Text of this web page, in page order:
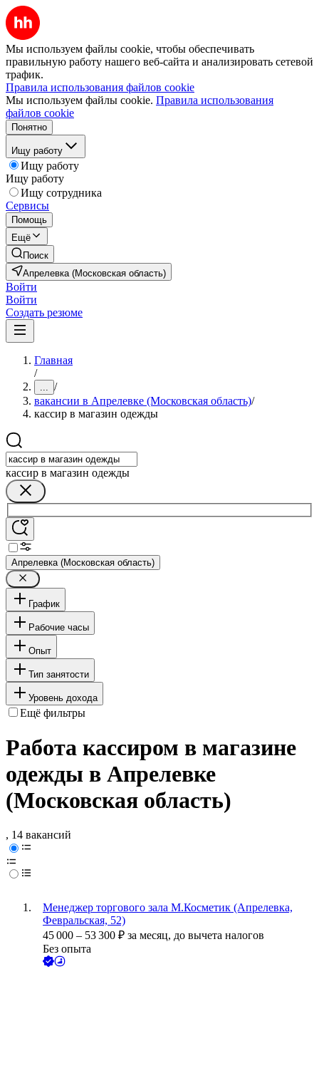
Мы используем файлы cookie, чтобы обеспечивать
правильную работу нашего веб-сайта и анализировать сетевой
трафик.
Правила использования файлов cookie
Мы используем файлы cookie. Правила использования
файлов cookie
Понятно
Ищу работу
Ищу работу
Ищу работу
Ищу сотрудника
Сервисы
Помощь
Ещё
Поиск
Апрелевка (Московская область)
Войти
Войти
Создать резюме
Главная
/
... /
вакансии в Апрелевке (Московская область)/
кассир в магазин одежды
кассир в магазин одежды
Апрелевка (Московская область)
График
Рабочие часы
Опыт
Тип занятости
Уровень дохода
Ещё фильтры
Работа кассиром в магазине
одежды в Апрелевке
(Московская область)
, 14 вакансий
Менеджер торгового зала М.Косметик (Апрелевка,
Февральская, 52)
45 000 – 53 300 ₽ за месяц, до вычета налогов
Без опыта